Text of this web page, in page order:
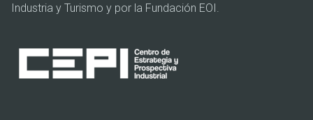
Industria y Turismo y por la Fundación EOI.